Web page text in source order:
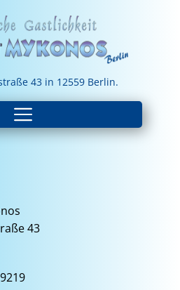
43 in 12559 Berlin.
43